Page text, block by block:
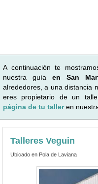
A continuación te
nuestra guía en San
alrededores, a una distancia
eres propietario de un
página de tu talleren
Talleres Veguin
Ubicado en Pola de Laviana